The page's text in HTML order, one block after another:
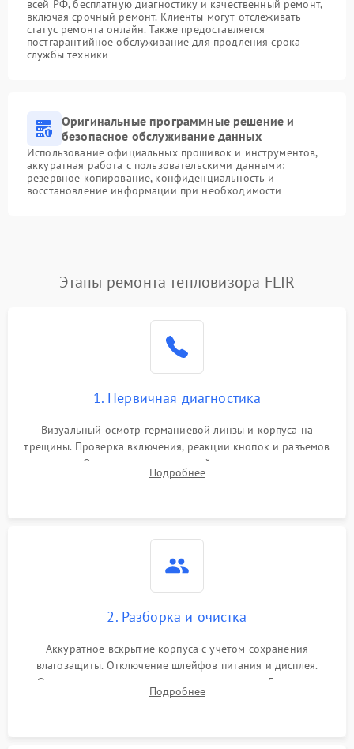
всей РФ, бесплатную диагностику и качественный ремонт,
включая срочный ремонт. Клиенты могут отслеживать
статус ремонта онлайн. Также предоставляется
постгарантийное обслуживание для продления срока
службы техники
Оригинальные программные решение и
безопасное обслуживание данных
Использование официальных прошивок и инструментов,
аккуратная работа с пользовательскими данными:
резервное копирование, конфиденциальность и
восстановление информации при необходимости
Этапы ремонта тепловизора FLIR
1. Первичная диагностика
Визуальный осмотр германиевой линзы и корпуса на
трещины. Проверка включения, реакции кнопок и разъемов
зарядки. Оценка вывода тепловой сигнатуры на экран,
проверка базовых функций и считывание системных
Подробнее
2. Разборка и очистка
Аккуратное вскрытие корпуса с учетом сохранения
влагозащиты. Отключение шлейфов питания и дисплея.
Очистка внутренних плат от окислов и пыли. Бережная
обработка германиевого объектива специализированными
Подробнее